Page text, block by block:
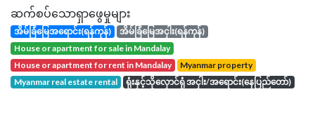
ဆက်စပ်သောရှာဖွေမှုများ
အိမ်ခြံမြေအရောင်း(ရန်ကုန်)
အိမ်ခြံမြေအငှါး(ရန်ကုန်)
house or apartment for sale in Mandalay
house or apartment for rent in Mandalay
Myanmar property
Myanmar real estate rental
ရုံးနှင့်သိုလှောင်ရုံ အငှါး/အရောင်း(နေပြည်တော်)